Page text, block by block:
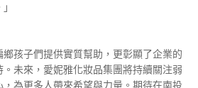
孩子們提供實質幫助，更彰顯了企業的
未來，愛妮雅化妝品集團將持續關注弱
為更多人帶來希望與力量。期待在南投